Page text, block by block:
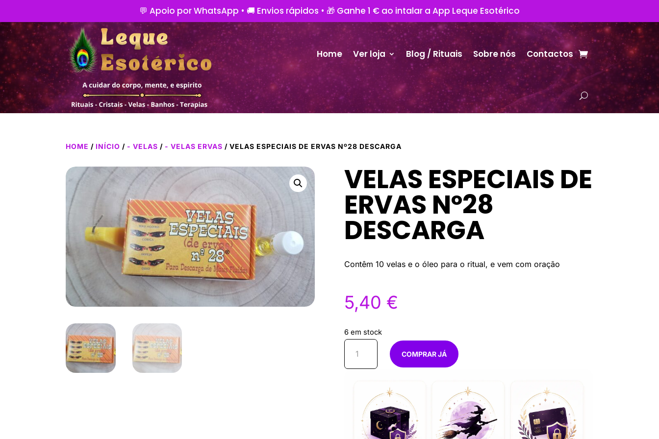
💬 Apoio por WhatsApp • 🚚 Envios rápidos • 🎁 Ganhe 1 € ao intalar a App Leque Esotérico
Home Ver loja Blog / Rituais Sobre nós Contactos
HOME / INÍCIO / - VELAS / - VELAS ERVAS / VELAS ESPECIAIS DE ERVAS Nº28 DESCARGA
VELAS ESPECIAIS DE
ERVAS Nº28
DESCARGA
Contêm 10 velas e o óleo para o ritual, e vem com oração
5,40 €
6 em stock
Quantidade
ervas
COMPRAR JÁ